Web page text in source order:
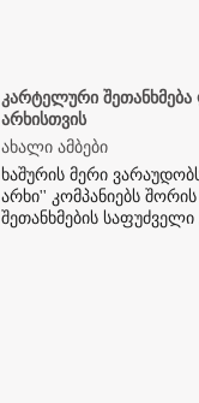
კარტელური
არხისთვის
ახალი ამბები
ხაშურის მერი
არხი'' კომპანიებს
შეთანხმების საფუძველი